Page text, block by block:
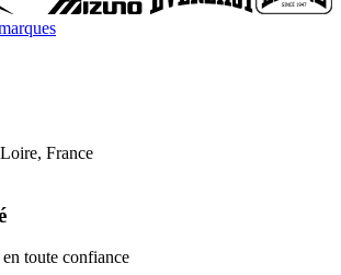
France
toute confiance